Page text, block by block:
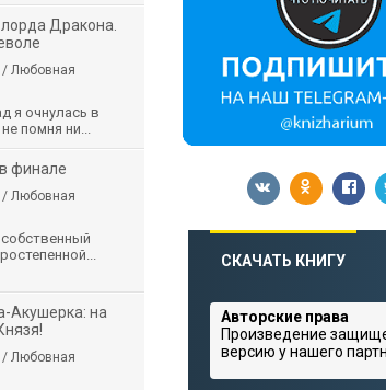
СКАЧАТЬ КНИГУ
Авторские права
Произведение
версию у нашего
Дракона.
Любовная
я очнулась в
помня ни...
финале
Любовная
Акушерка: на
Любовная